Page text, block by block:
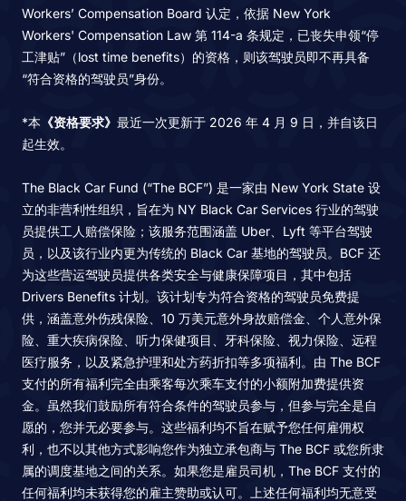
Workers’ Compensation Board 认定，依据 New York
Workers' Compensation Law 第 114-a 条规定，已丧失申领“停
工津贴”（lost time benefits）的资格，则该驾驶员即不再具备
“符合资格的驾驶员”身份。
*本 《资格要求》 最近一次更新于 2026 年 4 月 9 日，并自该日
起生效。
The Black Car Fund (“The BCF”) 是一家由 New York State 设
立的非营利性组织，旨在为 NY Black Car Services 行业的驾驶
员提供工人赔偿保险；该服务范围涵盖 Uber、Lyft 等平台驾驶
员，以及该行业内更为传统的 Black Car 基地的驾驶员。BCF 还
为这些营运驾驶员提供各类安全与健康保障项目，其中包括
Drivers Benefits 计划。该计划专为符合资格的驾驶员免费提
供，涵盖意外伤残保险、10 万美元意外身故赔偿金、个人意外保
险、重大疾病保险、听力保健项目、牙科保险、视力保险、远程
医疗服务，以及紧急护理和处方药折扣等多项福利。由 The BCF
支付的所有福利完全由乘客每次乘车支付的小额附加费提供资
金。虽然我们鼓励所有符合条件的驾驶员参与，但参与完全是自
愿的，您并无必要参与。这些福利均不旨在赋予您任何雇佣权
利，也不以其他方式影响您作为独立承包商与 The BCF 或您所隶
属的调度基地之间的关系。如果您是雇员司机，The BCF 支付的
任何福利均未获得您的雇主赞助或认可。上述任何福利均无意受